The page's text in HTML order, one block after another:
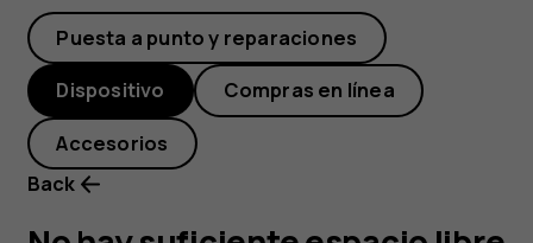
instalar
una
actualización.
Puesta a punto y reparaciones
Dispositivo Compras en línea
Accesorios
Back